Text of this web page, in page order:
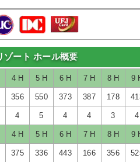
ゾート ホール概要
4 H 5 H 6 H 7 H 8 H 9
356 550 373 387 178
4 5 4 4 3 4
4 H 5 H 6 H 7 H 8 H 9
375 336 443 166 356